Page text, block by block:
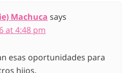
Machuca says
at 4:48 pm
esas oportunidades para
hijos.